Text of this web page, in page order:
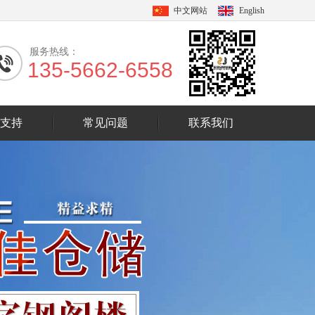
中文网站 English
服务热线：
135-5662-6558
持 常见问题 联系我们